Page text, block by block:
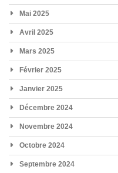
Mai 2025
Avril 2025
Mars 2025
Février 2025
Janvier 2025
Décembre 2024
Novembre 2024
Octobre 2024
Septembre 2024